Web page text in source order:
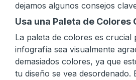
dejamos algunos consejos
Usa una Paleta de Colores
La paleta de colores es crucial
infografía sea visualmente
demasiados colores, ya que
tu diseño se vea desordenado.